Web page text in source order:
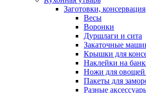
Заготовки, консервация
Весы
Воронки
Дуршлаги и сита
Закаточные
Крышки для
Наклейки на
Ножи для овощей
Пакеты для
Разные